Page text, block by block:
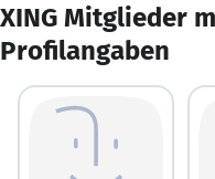
XING Mitglieder
Profilangaben